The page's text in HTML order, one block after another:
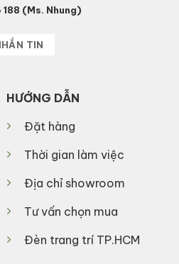
(Ms. Nhung)
TIN
HƯỚNG DẪN
Đặt hàng
Thời gian làm việc
Địa chỉ showroom
Tư vấn chọn mua
Đèn trang trí TP.HCM